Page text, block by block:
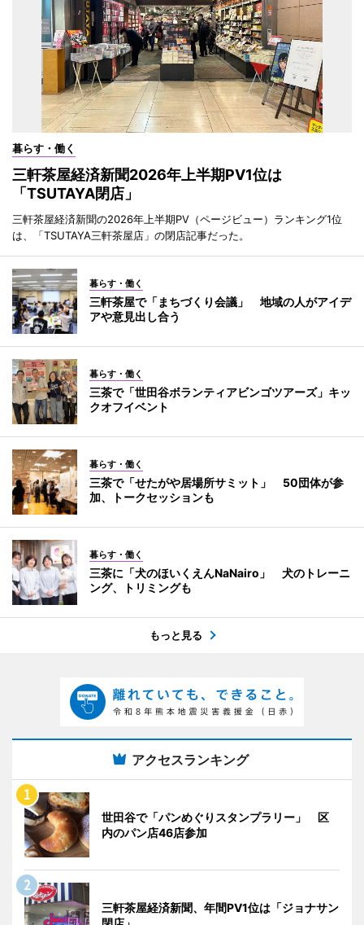
暮らす・働く
三軒茶屋経済新聞2026年上半期PV1位は
「TSUTAYA閉店」
三軒茶屋経済新聞の2026年上半期PV（ページビュー）ランキング1位
は、「TSUTAYA三軒茶屋店」の閉店記事だった。
暮らす・働く
三軒茶屋で「まちづくり会議」 地域の人がアイデ
アや意見出し合う
暮らす・働く
三茶で「世田谷ボランティアビンゴツアーズ」キッ
クオフイベント
暮らす・働く
三茶で「せたがや居場所サミット」 50団体が参
加、トークセッションも
暮らす・働く
三茶に「犬のほいくえんNaNairo」 犬のトレーニ
ング、トリミングも
もっと見る
アクセスランキング
世田谷で「パンめぐりスタンプラリー」 区
内のパン店46店参加
三軒茶屋経済新聞、年間PV1位は「ジョナサン